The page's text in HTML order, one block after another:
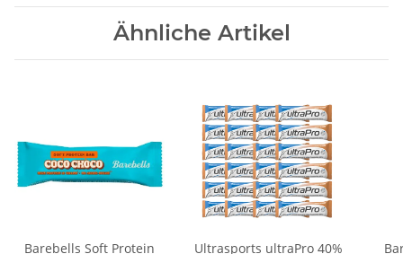
Ähnliche Artikel
Barebells Soft Protein
Ultrasports ultraPro 40%